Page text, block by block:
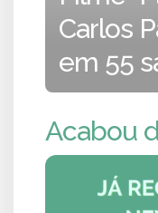
Carlos
em 55
Acabou